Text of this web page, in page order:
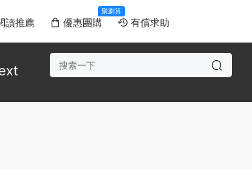
讀推薦 優惠團購
聚劃算
有償求助